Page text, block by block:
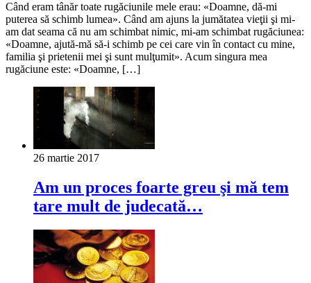
Când eram tânăr toate rugăciunile mele erau: «Doamne, dă-mi
puterea să schimb lumea». Când am ajuns la jumătatea vieţii şi mi-
am dat seama că nu am schimbat nimic, mi-am schimbat rugăciunea:
«Doamne, ajută-mă să-i schimb pe cei care vin în contact cu mine,
familia şi prietenii mei şi sunt mulţumit». Acum singura mea
rugăciune este: «Doamne, […]
26 martie 2017
Am un proces foarte greu şi mă tem
tare mult de judecată…